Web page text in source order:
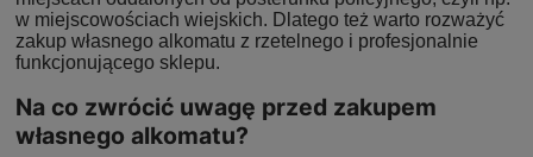
w miejscowościach wiejskich. Dlatego też warto rozważyć
zakup własnego alkomatu z rzetelnego i profesjonalnie
funkcjonującego sklepu.
Na co zwrócić uwagę przed zakupem
własnego alkomatu?